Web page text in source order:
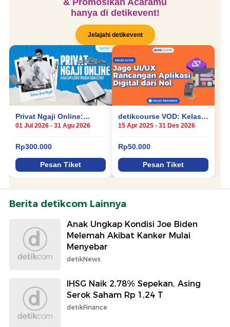
Berita detikcom Lainnya
Anak Ungkap Kondisi Joe Biden
Melemah Akibat Kanker Mulai
Menyebar
detikNews
IHSG Naik 2,78% Sepekan, Asing
Serok Saham Rp 1,24 T
detikFinance